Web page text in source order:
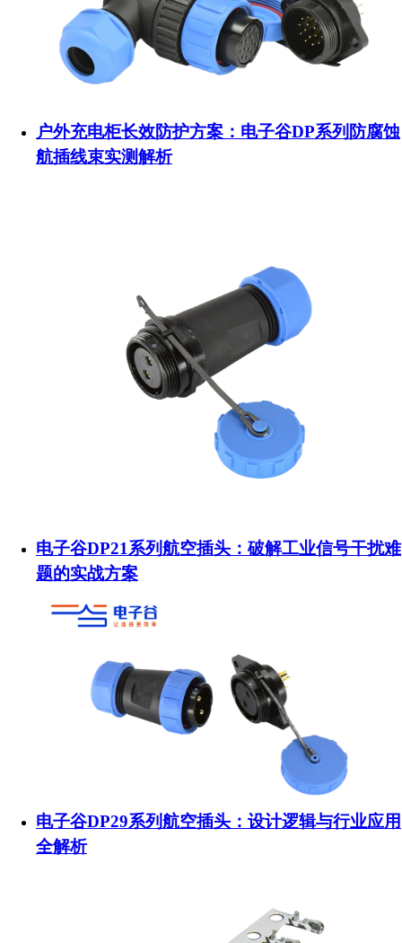
户外充电柜长效防护方案：电子谷DP系列防腐蚀
航插线束实测解析
电子谷DP21系列航空插头：破解工业信号干扰难
题的实战方案
电子谷DP29系列航空插头：设计逻辑与行业应用
全解析